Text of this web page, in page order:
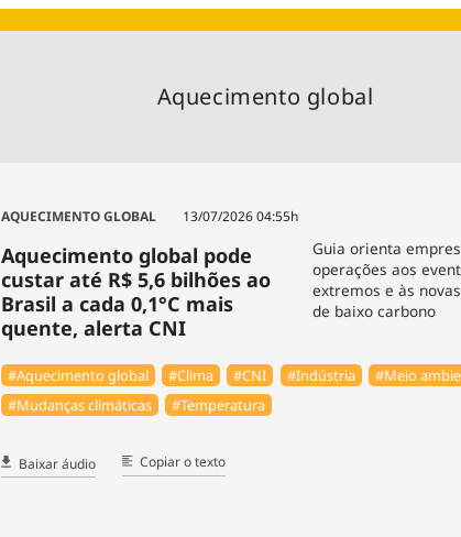
Aquecimento global
AQUECIMENTO GLOBAL 13/07/2026 04:55h
Aquecimento global pode
custar até R$ 5,6 bilhões ao
Brasil a cada 0,1°C mais
quente, alerta CNI
Guia orienta
operações aos
extremos e às
de baixo carbono
#Aquecimento global #Clima #CNI #Indústria
#Meio
#Mudanças climáticas
#Temperatura
Baixar áudio Copiar o texto